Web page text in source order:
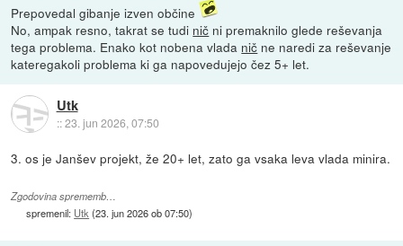
Prepovedal gibanje izven občine
No, ampak resno, takrat se tudi nič ni premaknilo glede reševanja
tega problema. Enako kot nobena vlada nič ne naredi za reševanje
kateregakoli problema ki ga napovedujejo čez 5+ let.
Utk
::23. jun 2026, 07:50
3. os je Janšev projekt, že 20+ let, zato ga vsaka leva vlada minira.
Zgodovina sprememb…
spremenil: Utk (23. jun 2026 ob 07:50)